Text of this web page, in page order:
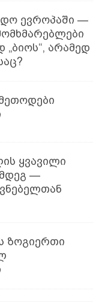
ევროპაში —
არამედ
ყვავილი
—
ზოგიერთი